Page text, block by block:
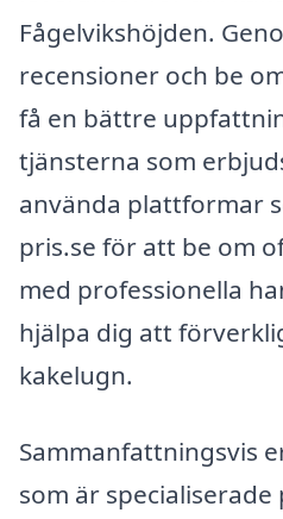
Fågelvikshöjden.
recensioner och be
få en bättre
tjänsterna som
använda plattformar
pris.se för att be om
med professionella
hjälpa dig att
kakelugn.
Sammanfattningsvis
som är specialiserade